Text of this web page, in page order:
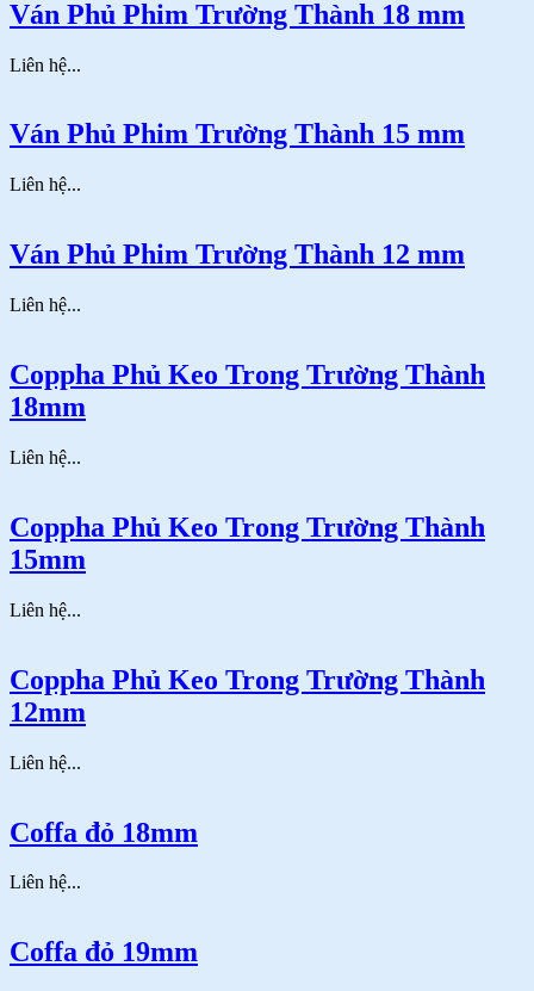
Ván Phủ Phim Trường Thành 18 mm
Liên hệ...
Ván Phủ Phim Trường Thành 15 mm
Liên hệ...
Ván Phủ Phim Trường Thành 12 mm
Liên hệ...
Coppha Phủ Keo Trong Trường Thành
18mm
Liên hệ...
Coppha Phủ Keo Trong Trường Thành
15mm
Liên hệ...
Coppha Phủ Keo Trong Trường Thành
12mm
Liên hệ...
Coffa đỏ 18mm
Liên hệ...
Coffa đỏ 19mm